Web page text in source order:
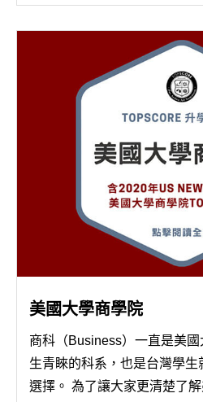
美國大學商學院
商科（Business）一直是美
生青睞的科系，也是台灣學
選擇。 為了讓大家更清楚了